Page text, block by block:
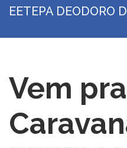
EETEPA DEODORO
Vem pra